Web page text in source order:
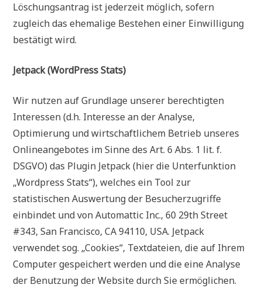
Löschungsantrag ist jederzeit möglich, sofern
zugleich das ehemalige Bestehen einer Einwilligung
bestätigt wird.
Jetpack (WordPress Stats)
Wir nutzen auf Grundlage unserer berechtigten
Interessen (d.h. Interesse an der Analyse,
Optimierung und wirtschaftlichem Betrieb unseres
Onlineangebotes im Sinne des Art. 6 Abs. 1 lit. f.
DSGVO) das Plugin Jetpack (hier die Unterfunktion
„Wordpress Stats“), welches ein Tool zur
statistischen Auswertung der Besucherzugriffe
einbindet und von Automattic Inc., 60 29th Street
#343, San Francisco, CA 94110, USA. Jetpack
verwendet sog. „Cookies“, Textdateien, die auf Ihrem
Computer gespeichert werden und die eine Analyse
der Benutzung der Website durch Sie ermöglichen.